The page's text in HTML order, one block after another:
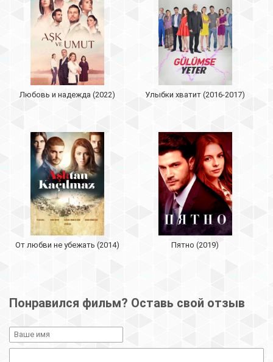
Любовь и надежда (2022) Улыбки хватит (2016-2017)
От любви не убежать (2014) Пятно (2019)
Понравился фильм? Оставь свой отзыв